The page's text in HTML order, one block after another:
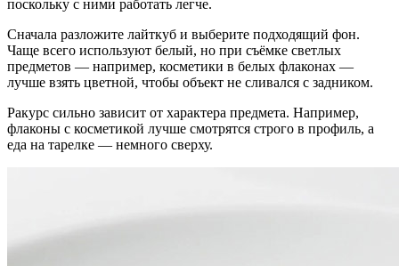
поскольку с ними работать легче.
Сначала разложите лайткуб и выберите подходящий фон.
Чаще всего используют белый, но при съёмке светлых
предметов — например, косметики в белых флаконах —
лучше взять цветной, чтобы объект не сливался с задником.
Ракурс сильно зависит от характера предмета. Например,
флаконы с косметикой лучше смотрятся строго в профиль, а
еда на тарелке — немного сверху.